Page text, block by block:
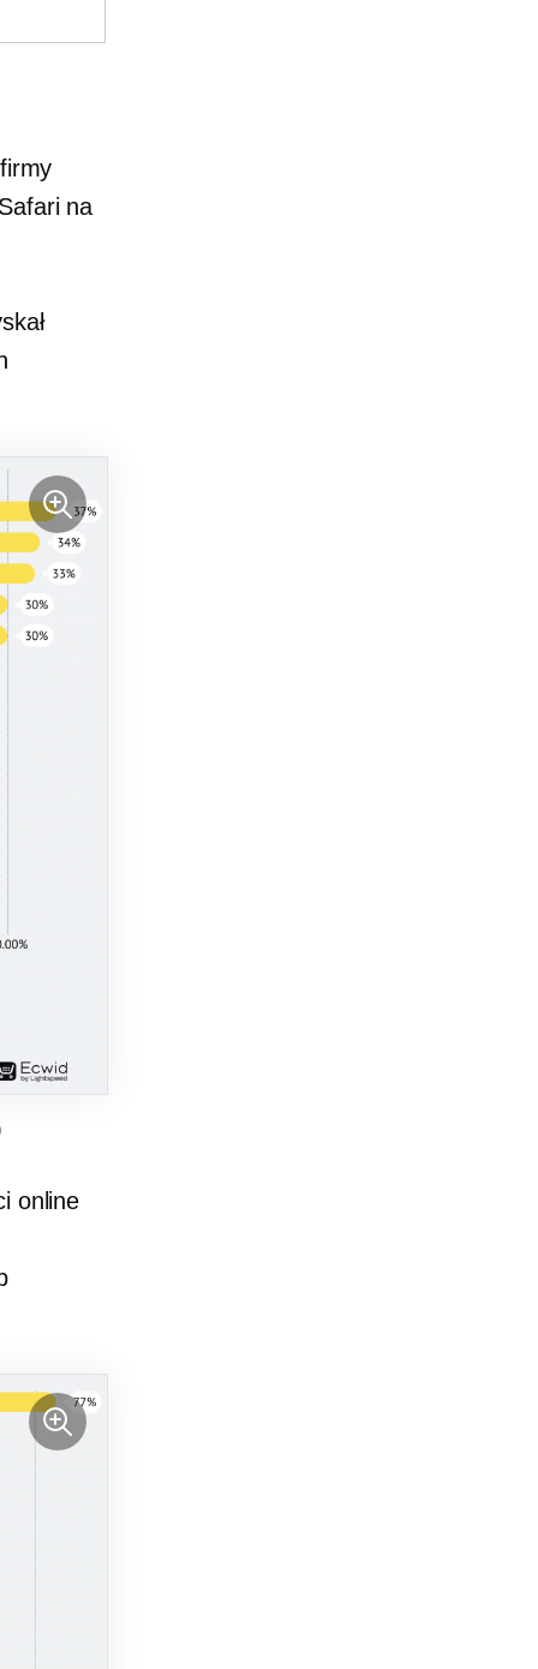
na
online